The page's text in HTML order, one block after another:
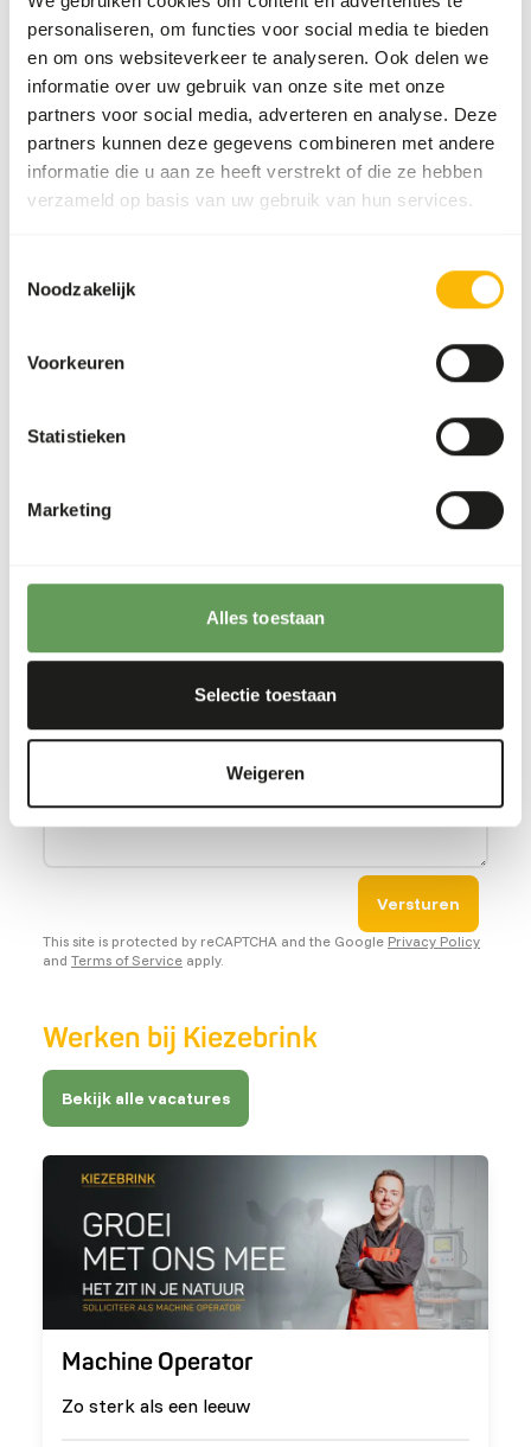
personaliseren, om functies voor social media te bieden
en om ons websiteverkeer te analyseren. Ook delen we
informatie over uw gebruik van onze site met onze
partners voor social media, adverteren en analyse. Deze
partners kunnen deze gegevens combineren met andere
informatie die u aan ze heeft verstrekt of die ze hebben
verzameld op basis van uw gebruik van hun services.
Noodzakelijk
Voorkeuren
Statistieken
Marketing
Alles toestaan
Selectie toestaan
Weigeren
Sollicitatieformulier
Telefoonnummer
Korte motivatie
Versturen
This site is protected by reCAPTCHA and the Google Privacy Policy
and Terms of Service apply.
Werken bij Kiezebrink
Bekijk alle vacatures
Machine Operator
Zo sterk als een leeuw